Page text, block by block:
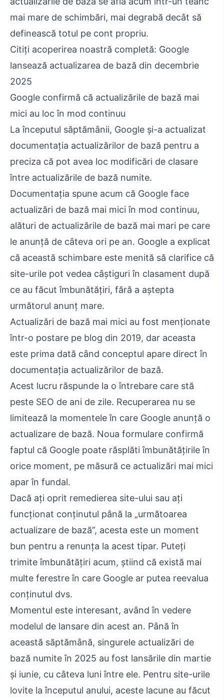
mai mare de schimbări, mai degrabă decât să
definească totul pe cont propriu.
Citiți acoperirea noastră completă: Google
lansează actualizarea de bază din decembrie
2025
Google confirmă că actualizările de bază mai
mici au loc în mod continuu
La începutul săptămânii, Google și-a actualizat
documentația actualizărilor de bază pentru a
preciza că pot avea loc modificări de clasare
între actualizările de bază numite.
Documentația spune acum că Google face
actualizări de bază mai mici în mod continuu,
alături de actualizările de bază mai mari pe care
le anunță de câteva ori pe an. Google a explicat
că această schimbare este menită să clarifice că
site-urile pot vedea câștiguri în clasament după
ce au făcut îmbunătățiri, fără a aștepta
următorul anunț mare.
Actualizări de bază mai mici au fost menționate
într-o postare pe blog din 2019, dar aceasta
este prima dată când conceptul apare direct în
documentația actualizărilor de bază.
Acest lucru răspunde la o întrebare care stă
peste SEO de ani de zile. Recuperarea nu se
limitează la momentele în care Google anunță o
actualizare de bază. Noua formulare confirmă
faptul că Google poate răsplăti îmbunătățirile în
orice moment, pe măsură ce actualizări mai mici
apar în fundal.
Dacă ați oprit remedierea site-ului sau ați
funcționat conținutul până la „următoarea
actualizare de bază”, acesta este un moment
bun pentru a renunța la acest tipar. Puteți
trimite îmbunătățiri acum, știind că există mai
multe ferestre în care Google ar putea reevalua
conținutul dvs.
Momentul este interesant, având în vedere
modelul de lansare din acest an. Până în
această săptămână, singurele actualizări de
bază numite în 2025 au fost lansările din martie
și iunie, cu câteva luni între ele. Pentru site-urile
lovite la începutul anului, aceste lacune au făcut